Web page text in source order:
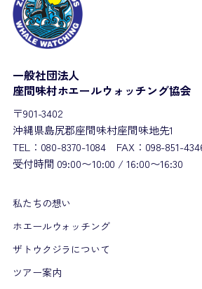
一般社団法人
座間味村ホエールウォッチング協会
〒901-3402
沖縄県島尻郡座間味村座間味地先1
TEL：080-8370-1084 FAX：098-851-
受付時間 09:00〜10:00 / 16:00〜16:30
私たちの想い
ホエールウォッチング
ザトウクジラについて
ツアー案内